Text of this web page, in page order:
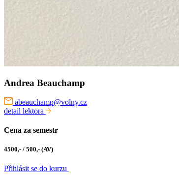
Andrea Beauchamp
abeauchamp@volny.cz
detail lektora
Cena za semestr
4500,- / 500,- (AV)
Přihlásit se do kurzu